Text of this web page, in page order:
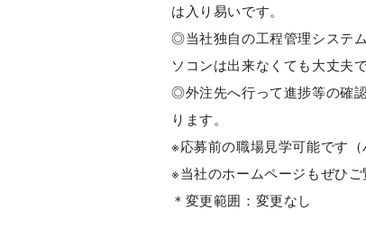
は入り易いです。
◎当社独自の工程管理システ
ソコンは出来なくても大丈夫で
◎外注先へ行って進捗等の確
ります。
※応募前の職場見学可能です（
※当社のホームページもぜひ
＊変更範囲：変更なし